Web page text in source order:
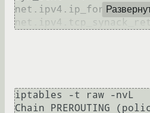
net.ipv4.ip_forward =
iptables -t raw -nvL
Chain PREROUTING